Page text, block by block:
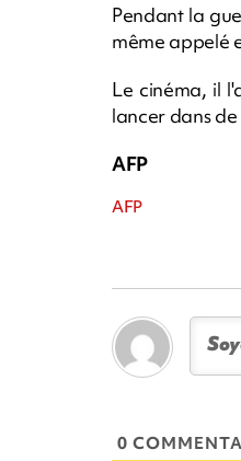
Pendant la
même appelé
Le cinéma, il
lancer dans
AFP
AFP
0